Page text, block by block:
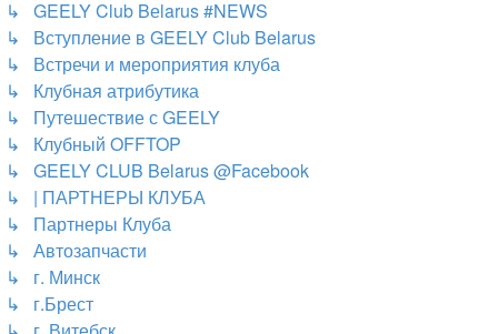
↳ GEELY Club Bеlarus #NEWS
↳ Вступление в GEELY Club Belarus
↳ Встречи и мероприятия клуба
↳ Клубная атрибутика
↳ Путешествие с GEELY
↳ Клубный OFFTOP
↳ GEELY CLUB Belarus @Facebook
↳ | ПАРТНЕРЫ КЛУБА
↳ Партнеры Клуба
↳ Автозапчасти
↳ г. Минск
↳ г.Брест